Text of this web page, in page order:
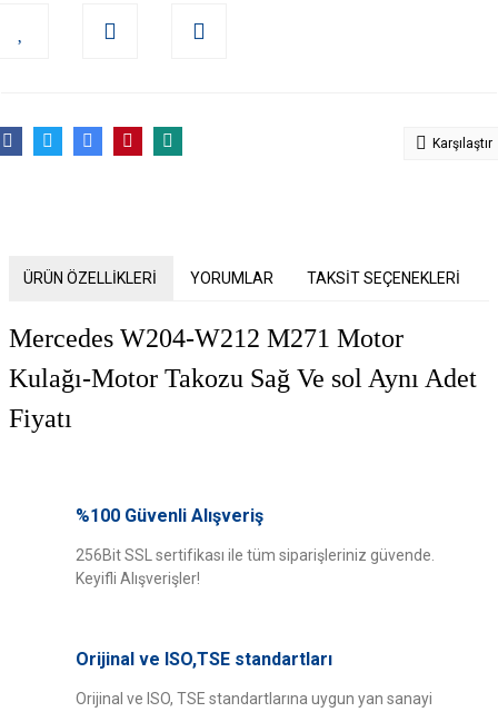
Karşılaştır
ÜRÜN ÖZELLİKLERİ YORUMLAR TAKSİT SEÇENEKLERİ
Mercedes W204-W212 M271 Motor
Kulağı-Motor Takozu Sağ Ve sol Aynı Adet
Fiyatı
Bu ürüne ilk yorumu siz yapın!
yetersiz gördüğünüz noktaları öneri formunu kullanarak tarafımıza
iletebilirsiniz.
Görüş ve önerileriniz için teşekkür ederiz.
Ürün bilgilerinde hatalar bulunuyor.
Ürün fiyatı diğer sitelerden daha pahalı.
%100 Güvenli Alışveriş
256Bit SSL sertifikası ile tüm siparişleriniz güvende.
Keyifli Alışverişler!
Orijinal ve ISO,TSE standartları
Orijinal ve ISO, TSE standartlarına uygun yan sanayi